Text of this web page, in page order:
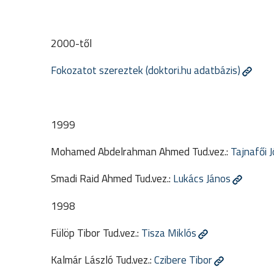
2000-től
Fokozatot szereztek (doktori.hu adatbázis)
1999
Mohamed Abdelrahman Ahmed Tud.vez.: Tajnafői
Smadi Raid Ahmed Tud.vez.: Lukács János
1998
Fülöp TiborTud.vez.: Tisza Miklós
Kalmár László Tud.vez.:Czibere Tibor